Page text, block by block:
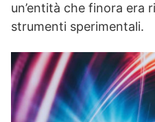
un’entità che finora era
strumenti sperimentali.